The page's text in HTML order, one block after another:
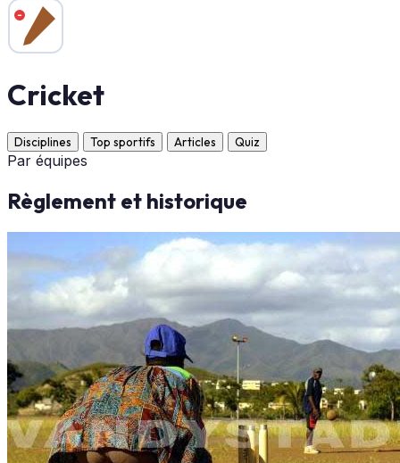
Cricket
Disciplines Top sportifs Articles Quiz
Par équipes
Règlement et historique